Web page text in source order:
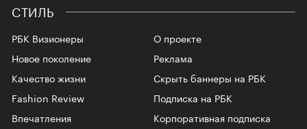
СТИЛЬ
РБК Визионеры
Новое поколение
Качество жизни
Fashion Review
Впечатления
О проекте
Реклама
Скрыть баннеры на РБК
Подписка на РБК
Корпоративная подписка